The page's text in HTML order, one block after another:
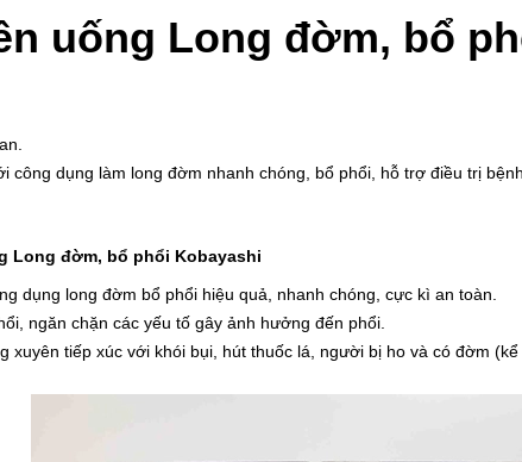
uống Long đờm, bổ
công dụng làm long đờm nhanh chóng, bổ phổi, hỗ trợ điều trị
đờm, bổ phổi Kobayashi
dụng long đờm bổ phổi hiệu quả, nhanh chóng, cực kì an toàn.
ngăn chặn các yếu tố gây ảnh hưởng đến phổi.
xuyên tiếp xúc với khói bụi, hút thuốc lá, người bị ho và có đờm